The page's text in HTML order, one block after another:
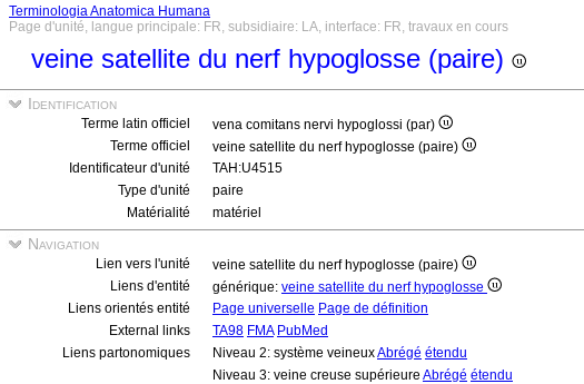
Terminologia Anatomica Humana
Page d'unité, langue principale: FR, subsidiaire: LA, interface: FR, travaux en cours
veine satellite du nerf hypoglosse (paire)
Identification
Terme latin officiel
vena comitans nervi hypoglossi (par)
Terme officiel
veine satellite du nerf hypoglosse (paire)
Identificateur d'unité
TAH:U4515
Type d'unité
paire
Matérialité
matériel
Navigation
Lien vers l'unité
veine satellite du nerf hypoglosse (paire)
Liens d'entité
générique: veine satellite du nerf hypoglosse
Liens orientés entité
Page universelle Page de définition
External links
TA98 FMA PubMed
Liens partonomiques
Niveau 2: système veineuxAbrégé étendu
Niveau 3: veine creuse supérieure Abrégé étendu